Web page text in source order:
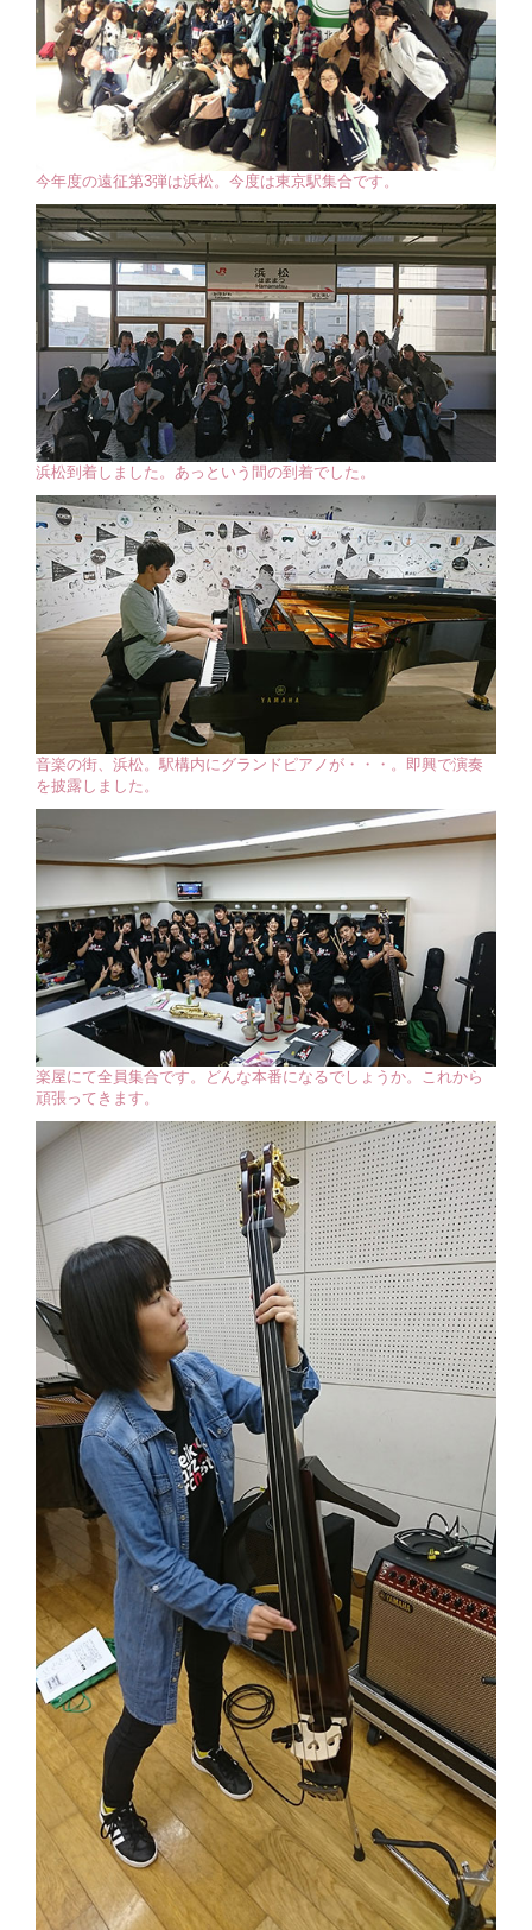
今年度の遠征第3弾は浜松。今度は東京駅集合です。
浜松到着しました。あっという間の到着でした。
音楽の街、浜松。駅構内にグランドピアノが・・・。即興で演奏
を披露しました。
楽屋にて全員集合です。どんな本番になるでしょうか。これから
頑張ってきます。